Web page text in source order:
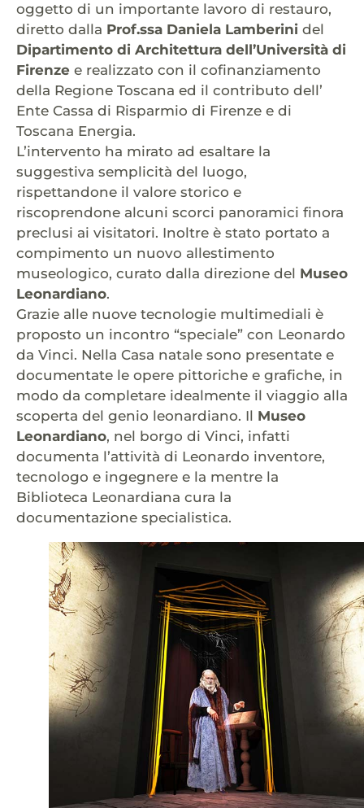
oggetto di un importante lavoro di restauro,
diretto dalla Prof.ssa Daniela Lamberini del
Dipartimento di Architettura dell’Università di
Firenze e realizzato con il cofinanziamento
della Regione Toscana ed il contributo dell’
Ente Cassa di Risparmio di Firenze e di
Toscana Energia.
L’intervento ha mirato ad esaltare la
suggestiva semplicità del luogo,
rispettandone il valore storico e
riscoprendone alcuni scorci panoramici finora
preclusi ai visitatori. Inoltre è stato portato a
compimento un nuovo allestimento
museologico, curato dalla direzione del Museo
Leonardiano.
Grazie alle nuove tecnologie multimediali è
proposto un incontro “speciale” con Leonardo
da Vinci. Nella Casa natale sono presentate e
documentate le opere pittoriche e grafiche, in
modo da completare idealmente il viaggio alla
scoperta del genio leonardiano. Il Museo
Leonardiano, nel borgo di Vinci, infatti
documenta l’attività di Leonardo inventore,
tecnologo e ingegnere e la mentre la
Biblioteca Leonardiana cura la
documentazione specialistica.